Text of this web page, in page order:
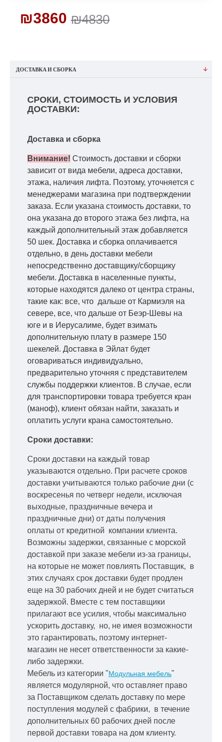
₪4830
₪3860
ДОСТАВКА И СБОРКА
СРОКИ, СТОИМОСТЬ И УСЛОВИЯ
ДОСТАВКИ:
Доставка и сборка
Внимание! Стоимость доставки и сборки
зависит от вида мебели, адреса доставки,
этажа, наличия лифта. Поэтому, уточняется с
менеджерами магазина при подтверждении
заказа. Если указана стоимость доставки, то
она указана до второго этажа без лифта, на
каждый дополнительный этаж добавляется
50 шек. Доставка и сборка оплачивается
отдельно, в день доставки мебели
непосредственно доставщику/сборщику
мебели. Доставка в населенные пункты,
которые находятся далеко от центра страны,
такие как: все, что дальше от Кармиэля на
севере, все, что дальше от Беэр-Шевы на
юге и в Иерусалиме, будет взимать
дополнительную плату в размере 150
шекелей. Доставка в Эйлат будет
оговариваться индивидуально,
предварительно уточняя с представителем
службы поддержки клиентов. В случае, если
для транспортировки товара требуется кран
(маноф), клиент обязан найти, заказать и
оплатить услуги крана самостоятельно.
Сроки доставки:
Сроки доставки на каждый товар
указываются отдельно. При расчете сроков
доставки учитываются только рабочие дни (с
воскресенья по четверг недели, исключая
выходные, праздничные вечера и
праздничные дни) от даты получения
оплаты от кредитной компании клиента.
Возможны задержки, связанные с морской
доставкой при заказе мебели из-за границы,
на которые не может повлиять Поставщик, в
этих случаях срок доставки будет продлен
еще на 30 рабочих дней и не будет считаться
задержкой. Вместе с тем поставщики
прилагают все усилия, чтобы максимально
ускорить доставку, но, не имея возможности
это гарантировать, поэтому интернет-
магазин не несет ответственности за какие-
либо задержки.
Мебель из категории "Модульная мебель"
является модулярной, что оставляет право
за Поставщиком сделать доставку по мере
поступления модулей с фабрики, в течение
дополнительных 60 рабочих дней после
первой доставки товара на дом клиенту.